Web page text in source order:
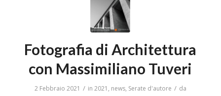
Fotografia di Architettura
con Massimiliano Tuveri
2 Febbraio 2021 / in 2021 , news, Serate d'autore / da